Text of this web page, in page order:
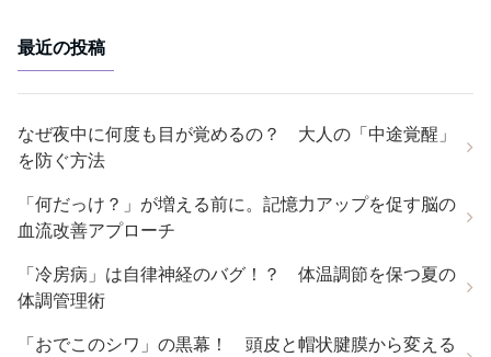
最近の投稿
なぜ夜中に何度も目が覚めるの？ 大人の「中途覚醒」
を防ぐ方法
「何だっけ？」が増える前に。記憶力アップを促す脳の
血流改善アプローチ
「冷房病」は自律神経のバグ！？ 体温調節を保つ夏の
体調管理術
「おでこのシワ」の黒幕！ 頭皮と帽状腱膜から変える